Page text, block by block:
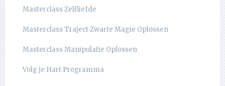
Masterclass Zelfliefde
Masterclass Traject Zwarte Magie Oplossen
Masterclass Manipulatie Oplossen
Volg je Hart Programma